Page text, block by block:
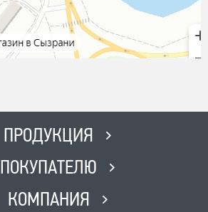
ПРОДУКЦИЯ
ПОКУПАТЕЛЮ
КОМПАНИЯ